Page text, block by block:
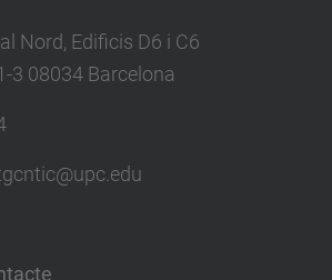
Nord, Edificis D6 i C6
3 08034 Barcelona